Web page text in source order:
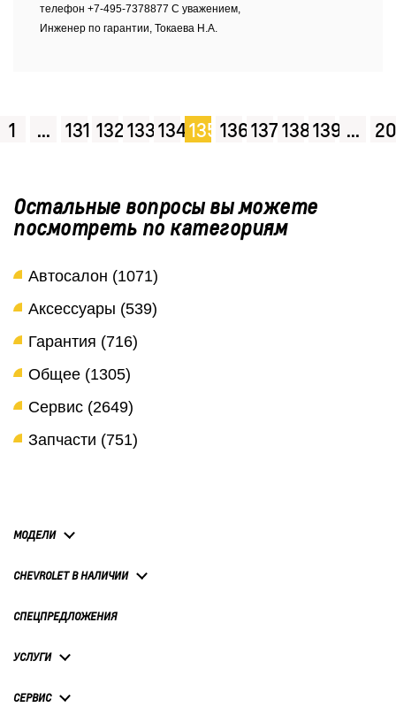
телефон +7-495-7378877 С уважением,
Инженер по гарантии, Токаева Н.А.
1 ... 131 132133134135 136137138139 ...
Остальные вопросы вы можете
посмотреть по категориям
Автосалон (1071)
Аксессуары (539)
Гарантия (716)
Общее (1305)
Сервис (2649)
Запчасти (751)
МОДЕЛИ
CHEVROLET В НАЛИЧИИ
СПЕЦПРЕДЛОЖЕНИЯ
УСЛУГИ
СЕРВИС